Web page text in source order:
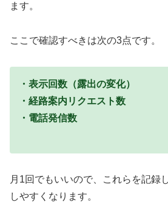
ます。
ここで確認すべきは次の3点です。
・表示回数（露出の変化）
・経路案内リクエスト数
・電話発信数
月1回でもいいので、これらを記録
しやすくなります。